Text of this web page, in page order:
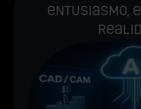
entusiasmo,